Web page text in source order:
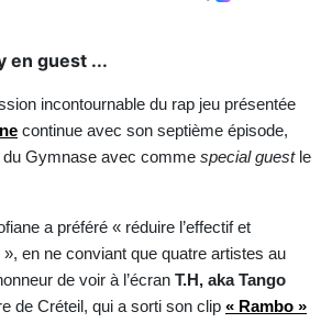
en guest ...
incontournable du rap jeu présentée
continue avec son septième épisode,
du Gymnase avec comme special guestle
a préféré « réduire l’effectif et
en ne conviant que quatre artistes au
de voir à l’écran T.H, aka Tango
de Créteil, qui a sorti son clip « Rambo »